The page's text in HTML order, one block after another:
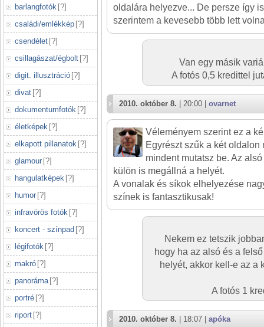
barlangfotók [?]
családi/emlékkép [?]
csendélet [?]
csillagászat/égbolt [?]
digit. illusztráció [?]
divat [?]
dokumentumfotók [?]
életképek [?]
elkapott pillanatok [?]
glamour [?]
hangulatképek [?]
humor [?]
infravörös fotók [?]
koncert - színpad [?]
légifotók [?]
makró [?]
panoráma [?]
portré [?]
riport [?]
oldalára helyezve... De persze így
szerintem a kevesebb több lett
Van egy másik
A fotós 0,5 kredittel
2010. október 8. | 20:00 | ovarnet
Véleményem szerint ez a
Egyrészt szűk a két oldalon
mindent mutatsz be. Az
külön is megállná a helyét.
A vonalak és síkok elhelyezése
színek is fantasztikusak!
Nekem ez tetszik
hogy ha az alsó és a
helyét, akkor kell-e az a
A fotós 1
2010. október 8. | 18:07 | apóka